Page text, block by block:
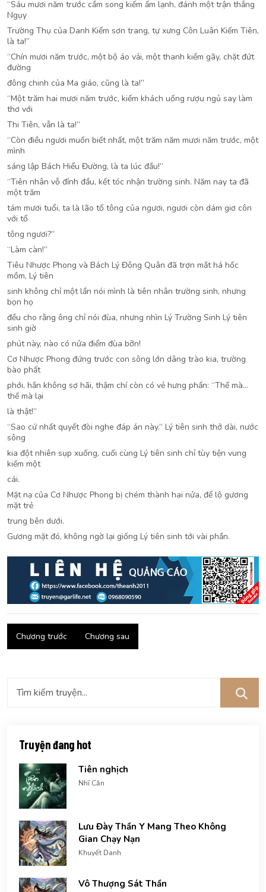
“Sáu mươi năm trước cầm song kiếm ấm lạnh, đánh một trận thắng
Ngụy
Trường Thụ của Danh Kiếm sơn trang, tự xưng Côn Luân Kiếm Tiên,
là ta!”
“Chín mươi năm trước, một bộ áo vải, một thanh kiếm gãy, chặt đứt
đường
đông chinh của Ma giáo, cũng là ta!”
“Một trăm hai mươi năm trước, kiếm khách uống rượu ngủ say làm
thơ với
Thi Tiên, vẫn là ta!”
“Còn điều ngươi muốn biết nhất, một trăm năm mươi năm trước, một
mình
sáng lập Bách Hiểu Đường, là ta lúc đầu!”
“Tiên nhân vỗ đỉnh đầu, kết tóc nhận trường sinh. Năm nay ta đã
một trăm
tám mươi tuổi, ta là lão tổ tông của ngươi, ngươi còn dám giơ côn
với tổ
tông ngươi?”
“Làm càn!”
Tiêu Nhược Phong và Bách Lý Đông Quân đã trợn mắt há hốc
mồm, Lý tiên
sinh không chỉ một lần nói mình là tiên nhân trường sinh, nhưng
bọn họ
đều cho rằng ông chỉ nói đùa, nhưng nhìn Lý Trường Sinh Lý tiên
sinh giờ
phút này, nào có nửa điểm đùa bỡn!
Cơ Nhược Phong đứng trước con sông lớn dâng trào kia, trường
bào phất
phới, hắn không sợ hãi, thậm chí còn có vẻ hưng phấn: “Thế mà…
thế mà lại
là thật!”
“Sao cứ nhất quyết đòi nghe đáp án này.” Lý tiên sinh thở dài, nước
sông
kia đột nhiên sụp xuống, cuối cùng Lý tiên sinh chỉ tùy tiện vung
kiếm một
cái.
Mặt nạ của Cơ Nhược Phong bị chém thành hai nửa, để lộ gương
mặt trẻ
trung bên dưới.
Gương mặt đó, không ngờ lại giống Lý tiên sinh tới vài phần.
Chương trước Chương sau
Truyện đang hot
Tiên nghịch
Nhĩ Căn
Lưu Đày Thần Y Mang Theo Không
Gian Chạy Nạn
Khuyết Danh
Vô Thượng Sát Thần